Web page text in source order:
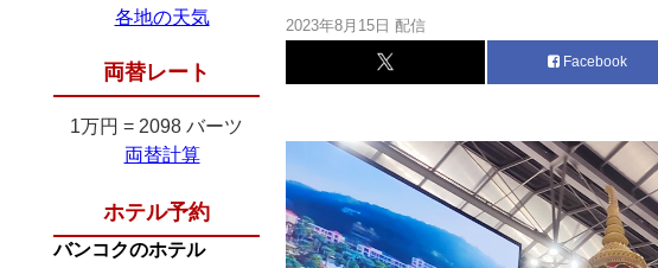
各地の天気
両替レート
1万円 = 2098 バーツ
両替計算
ホテル予約
バンコクのホテル
2023年8月15日 配信
Facebook